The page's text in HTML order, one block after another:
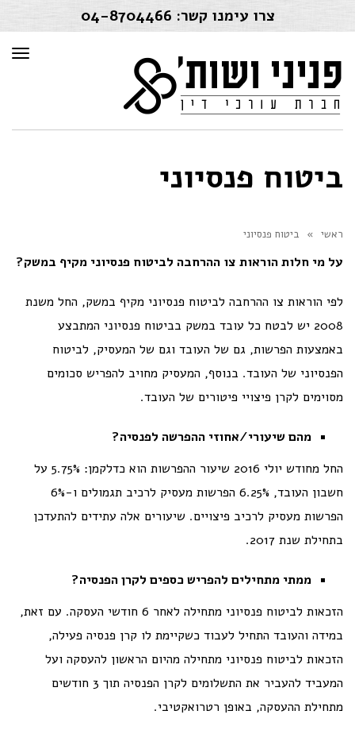
צרו עימנו קשר: 04-8704466
ביטוח פנסיוני
ראשי » ביטוח פנסיוני
על מי חלות הוראות צו ההרחבה לביטוח פנסיוני מקיף במשק?
לפי הוראות צו ההרחבה לביטוח פנסיוני מקיף במשק, החל משנת
2008 יש לבטח כל עובד במשק בביטוח פנסיוני המתבצע
באמצעות הפרשות, גם של העובד וגם של המעסיק, לביטוח
הפנסיוני של העובד. בנוסף, המעסיק מחויב להפריש סכומים
מסוימים לקרן פיצויי פיטורים של העובד.
מהם שיעורי/אחוזי ההפרשה לפנסיה?
החל מחודש יולי 2016 שיעור ההפרשות הוא כדלקמן: 5.75% על
חשבון העובד, 6.25% הפרשות מעסיק לרכיב תגמולים ו-6%
הפרשות מעסיק לרכיב פיצויים. שיעורים אלה עתידים להתעדכן
בתחילת שנת 2017.
ממתי מתחילים להפריש כספים לקרן הפנסיה?
הזכאות לביטוח פנסיוני מתחילה לאחר 6 חודשי העסקה. עם זאת,
במידה והעובד התחיל לעבוד כשקיימת לו קרן פנסיה פעילה,
הזכאות לביטוח פנסיוני מתחילה מהיום הראשון להעסקה ועל
המעביד להעביר את התשלומים לקרן הפנסיה תוך 3 חודשים
מתחילת ההעסקה, באופן רטרואקטיבי.